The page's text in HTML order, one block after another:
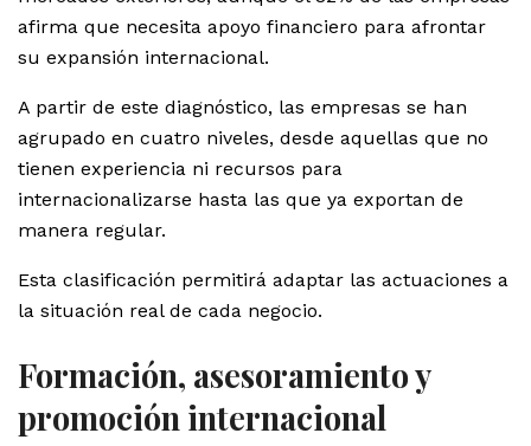
afirma que necesita apoyo financiero para afrontar
su expansión internacional.
A partir de este diagnóstico, las empresas se han
agrupado en cuatro niveles, desde aquellas que no
tienen experiencia ni recursos para
internacionalizarse hasta las que ya exportan de
manera regular.
Esta clasificación permitirá adaptar las actuaciones a
la situación real de cada negocio.
Formación, asesoramiento y
promoción internacional